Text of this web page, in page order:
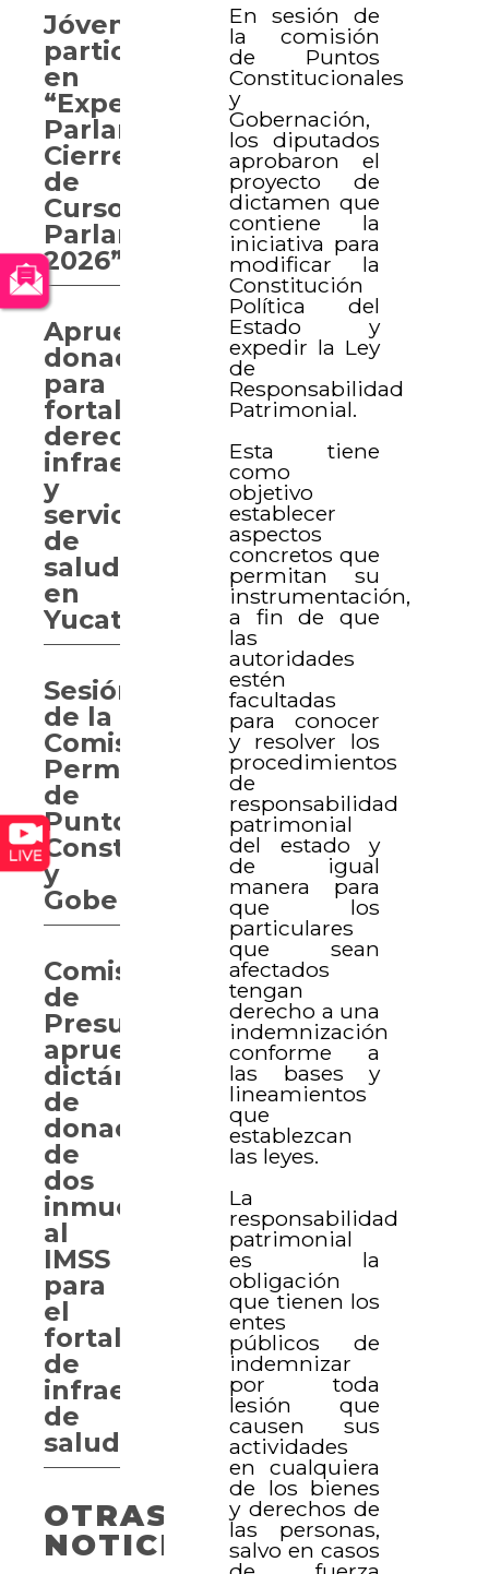
En sesión de
la comisión
de Puntos
Constitucionales
y
Gobernación,
los diputados
aprobaron el
proyecto de
dictamen que
contiene la
iniciativa para
modificar la
Constitución
Política del
Estado y
expedir la Ley
de
Responsabilidad
Patrimonial.
Esta tiene
como
objetivo
establecer
aspectos
concretos que
permitan su
instrumentación,
a fin de que
las
autoridades
estén
facultadas
para conocer
y resolver los
procedimientos
de
responsabilidad
patrimonial
del estado y
de igual
manera para
que los
particulares
que sean
afectados
tengan
derecho a una
indemnización
conforme a
las bases y
lineamientos
que
establezcan
las leyes.
La
responsabilidad
patrimonial
es la
obligación
que tienen los
entes
públicos de
indemnizar
por toda
lesión que
causen sus
actividades
en cualquiera
de los bienes
y derechos de
las personas,
salvo en casos
Jóvenes
participan
en
“Experiencia
Parlamentaria.
Cierre
de
Curso
Parlamentario
2026”
Aprueban
donaciones
para
fortalecer
derechos,
infraestructura
y
servicios
de
salud
en
Yucatán
Sesión
de la
Comisión
Permanente
de
Puntos
Constitucionales
y
Gobernación
Comisión
de
Presupuesto
aprueba
dictámenes
de
donación
de
dos
inmuebles
al
IMSS
para
el
fortalecimiento
de
infraestructura
de
salud
OTRAS
NOTICIAS